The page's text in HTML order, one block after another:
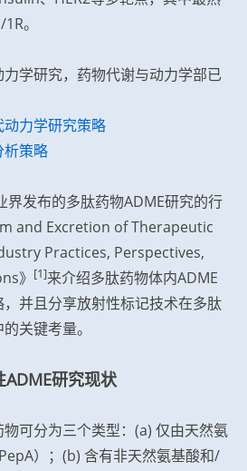
。
学研究，药物代谢与动力学部已
力学研究策略
析策略
界发布的多肽药物ADME研究的行
and Excretion of Therapeutic
Practices, Perspectives,
》 [1]来介绍多肽药物体内ADME
并且分享放射性标记技术在多肽
关键考量。
研究现状
可分为三个类型：(a) 仅由天然氨
）；(b) 含有非天然氨基酸和/